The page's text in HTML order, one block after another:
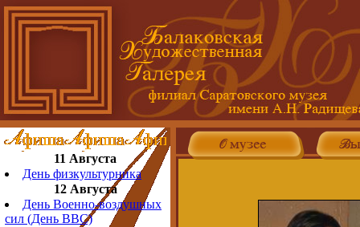
11 Августа
День физкультурника
12 Августа
День Военно-воздушных
сил (День ВВС)